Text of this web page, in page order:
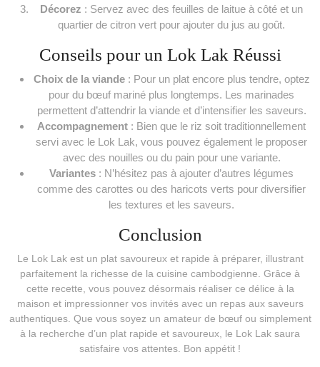
Décorez : Servez avec des feuilles de laitue à côté et un
quartier de citron vert pour ajouter du jus au goût.
Conseils pour un Lok Lak Réussi
Choix de la viande: Pour un plat encore plus tendre, optez
pour du bœuf mariné plus longtemps. Les marinades
permettent d’attendrir la viande et d’intensifier les saveurs.
Accompagnement : Bien que le riz soit traditionnellement
servi avec le Lok Lak, vous pouvez également le proposer
avec des nouilles ou du pain pour une variante.
Variantes : N’hésitez pas à ajouter d’autres légumes
comme des carottes ou des haricots verts pour diversifier
les textures et les saveurs.
Conclusion
Le Lok Lak est un plat savoureux et rapide à préparer, illustrant
parfaitement la richesse de la cuisine cambodgienne. Grâce à
cette recette, vous pouvez désormais réaliser ce délice à la
maison et impressionner vos invités avec un repas aux saveurs
authentiques. Que vous soyez un amateur de bœuf ou simplement
à la recherche d’un plat rapide et savoureux, le Lok Lak saura
satisfaire vos attentes. Bon appétit !